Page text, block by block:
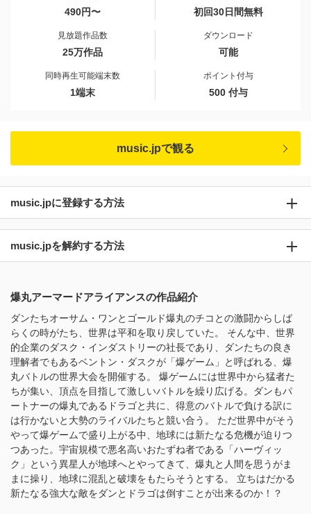
490円〜 初回30日間無料
見放題作品数
25万作品
ダウンロード
可能
同時再生可能端末数
1端末
ポイント付与
500 付与
music.jpで観る
music.jpに登録する方法
music.jpを解約する方法
爆丸アーマードアライアンスの作品紹介
ダンたちオーサム・ワンとゴールド爆丸のチコとの激闘からしば
らくの時がたち、世界は平和を取り戻していた。 そんな中、世界
的企業のダスク・インダストリーの社長であり、ダンたちの良き
理解者でもあるベントン・ダスクが「爆ゲーム」と呼ばれる、爆
丸バトルの世界大会を開催する。 爆ゲームには世界中から猛者た
ちが集い、頂点を目指して激しいバトルを繰り広げる。ダンもパ
ートナーの爆丸であるドラゴと共に、得意のバトルで負ける訳に
は行かないと大勢のライバルたちと競い合う。 ただ世界中がそう
やって爆ゲームで盛り上がる中、地球には新たなる危機が迫りつ
つあった。宇宙規模で悪名高いおたずね者である「ハーヴィッ
ク」という異星人が地球へとやってきて、爆丸と人間を思うがま
まに操り、地球に混乱と破壊をもたらそうとする。 立ちはだかる
新たなる強大な敵をダンとドラゴは倒すことが出来るのか！？